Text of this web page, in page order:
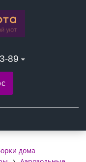
89
дома